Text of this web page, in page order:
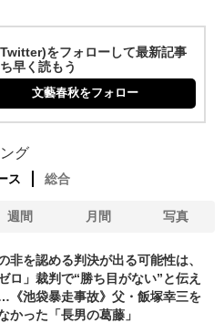
をフォローして最新記事
早く読もう
文藝春秋をフォロー
グ
ス 総合
週間 月間 写真
非を認める判決が出る可能性は、
ロ」裁判で“勝ち目がない”と伝え
《池袋暴走事故》父・飯塚幸三を
かった「長男の葛藤」